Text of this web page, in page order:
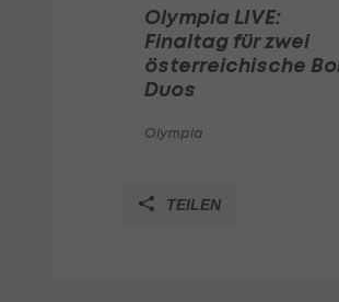
Olympia LIVE:
Finaltag für zwei
österreichische
Duos
Olympia
TEILEN